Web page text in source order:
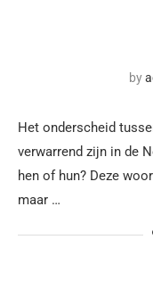
by
Het onderscheid
verwarrend zijn in de
hen of hun? Deze
maar …